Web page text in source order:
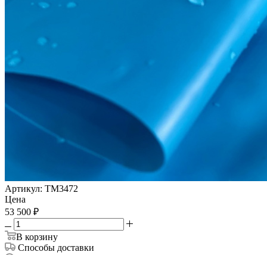
Артикул: ТМ3472
Цена
53 500 ₽
В корзину
Способы доставки